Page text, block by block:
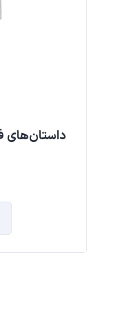
داستان‌هاي